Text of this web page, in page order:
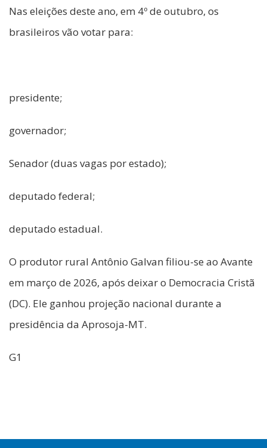
Nas eleições deste ano, em 4º de outubro, os
brasileiros vão votar para:
presidente;
governador;
Senador (duas vagas por estado);
deputado federal;
deputado estadual.
O produtor rural Antônio Galvan filiou-se ao Avante
em março de 2026, após deixar o Democracia Cristã
(DC). Ele ganhou projeção nacional durante a
presidência da Aprosoja-MT.
G1